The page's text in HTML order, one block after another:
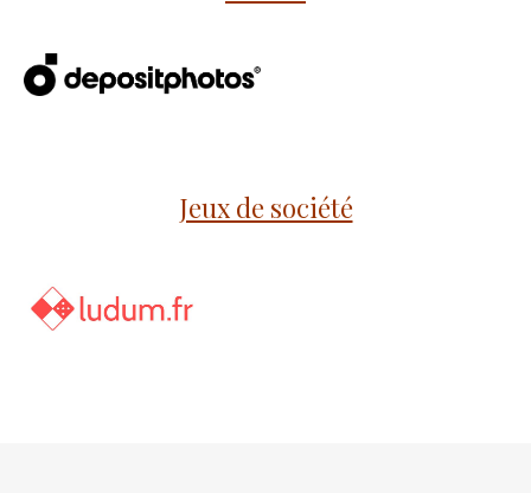
Jeux de société